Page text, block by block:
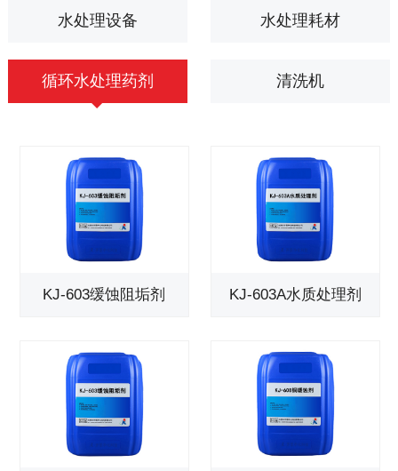
水处理设备 水处理耗材
循环水处理药剂 清洗机
KJ-603缓蚀阻垢剂 KJ-603A水质处理剂